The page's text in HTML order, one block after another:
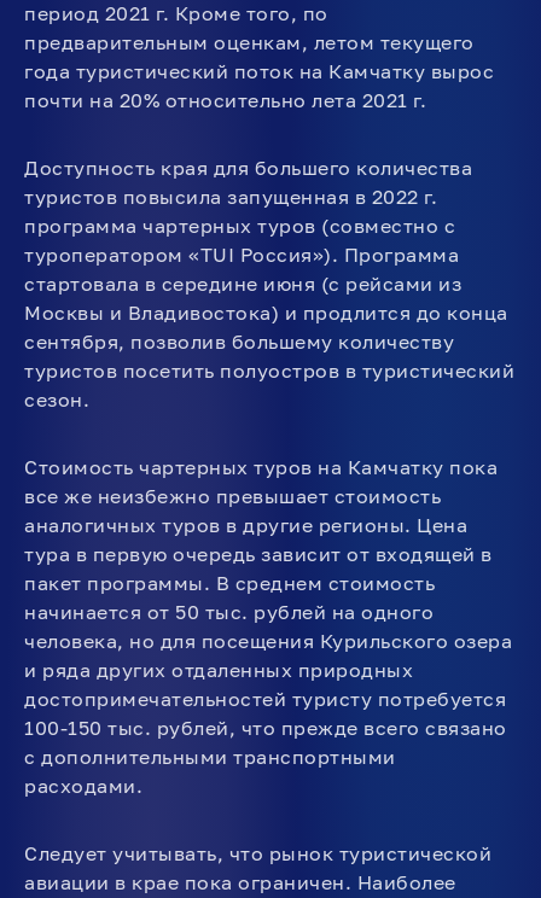
период 2021 г. Кроме того, по
предварительным оценкам, летом текущего
года туристический поток на Камчатку вырос
почти на 20% относительно лета 2021 г.
Доступность края для большего количества
туристов повысила запущенная в 2022 г.
программа чартерных туров (совместно с
туроператором «TUI Россия»). Программа
стартовала в середине июня (с рейсами из
Москвы и Владивостока) и продлится до конца
сентября, позволив большему количеству
туристов посетить полуостров в туристический
сезон.
Стоимость чартерных туров на Камчатку пока
все же неизбежно превышает стоимость
аналогичных туров в другие регионы. Цена
тура в первую очередь зависит от входящей в
пакет программы. В среднем стоимость
начинается от 50 тыс. рублей на одного
человека, но для посещения Курильского озера
и ряда других отдаленных природных
достопримечательностей туристу потребуется
100-150 тыс. рублей, что прежде всего связано
с дополнительными транспортными
расходами.
Следует учитывать, что рынок туристической
авиации в крае пока ограничен. Наиболее